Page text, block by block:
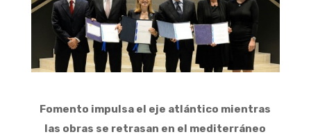
Fomento impulsa el eje atlántico mientras
las obras se retrasan en el mediterráneo